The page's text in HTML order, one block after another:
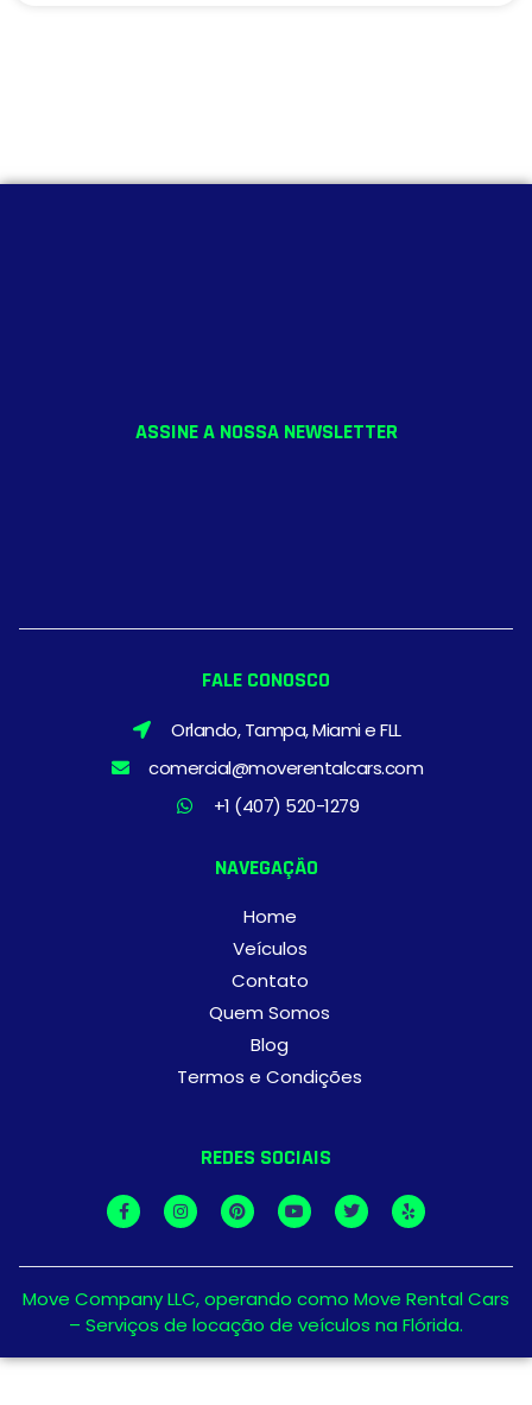
ASSINE A NOSSA NEWSLETTER
FALE CONOSCO
Orlando, Tampa, Miami e FLL
comercial@moverentalcars.com
+1 (407) 520-1279
NAVEGAÇÃO
Home
Veículos
Contato
Quem Somos
Blog
Termos e Condições
REDES SOCIAIS
Move Company LLC, operando como Move Rental Cars
– Serviços de locação de veículos na Flórida.